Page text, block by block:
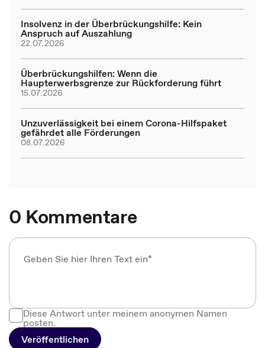
Insolvenz in der Überbrückungshilfe: Kein
Anspruch auf Auszahlung
22.07.2026
Überbrückungshilfen: Wenn die
Haupterwerbsgrenze zur Rückforderung führt
15.07.2026
Unzuverlässigkeit bei einem Corona-Hilfspaket
gefährdet alle Förderungen
08.07.2026
0 Kommentare
Diese Antwort unter meinem anonymen Namen
posten.
Veröffentlichen